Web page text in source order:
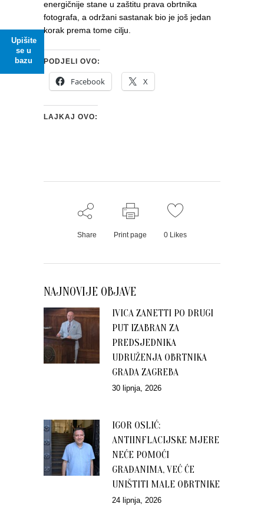
Upišite
se u
bazu
energičnije stane u zaštitu prava obrtnika
fotografa, a održani sastanak bio je još jedan
korak prema tome cilju.
PODJELI OVO:
Facebook X
LAJKAJ OVO:
Share Print page 0 Likes
NAJNOVIJE OBJAVE
IVICA ZANETTI PO DRUGI
PUT IZABRAN ZA
PREDSJEDNIKA
UDRUŽENJA OBRTNIKA
GRADA ZAGREBA
30 lipnja, 2026
IGOR OSLIĆ:
ANTIINFLACIJSKE MJERE
NEĆE POMOĆI
GRAĐANIMA, VEĆ ĆE
UNIŠTITI MALE OBRTNIKE
24 lipnja, 2026